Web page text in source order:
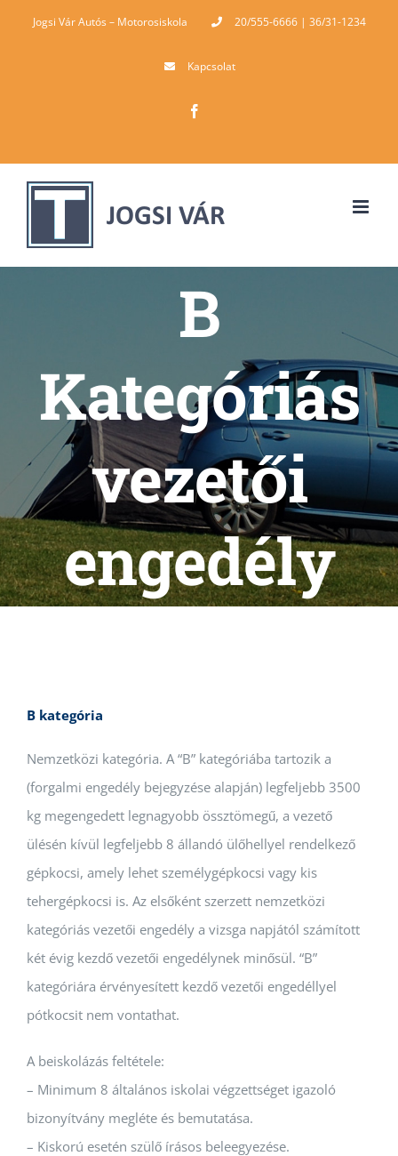
Jogsi Vár Autós – Motorosiskola 20/555-6666 | 36/31-1234
Kapcsolat
B
Kategóriás
vezetői
engedély
B kategória
Nemzetközi kategória. A “B” kategóriába tartozik a
(forgalmi engedély bejegyzése alapján) legfeljebb 3500
kg megengedett legnagyobb össztömegű, a vezető
ülésén kívül legfeljebb 8 állandó ülőhellyel rendelkező
gépkocsi, amely lehet személygépkocsi vagy kis
tehergépkocsi is. Az elsőként szerzett nemzetközi
kategóriás vezetői engedély a vizsga napjától számított
két évig kezdő vezetői engedélynek minősül. “B”
kategóriára érvényesített kezdő vezetői engedéllyel
pótkocsit nem vontathat.
A beiskolázás feltétele:
– Minimum 8 általános iskolai végzettséget igazoló
bizonyítvány megléte és bemutatása.
– Kiskorú esetén szülő írásos beleegyezése.